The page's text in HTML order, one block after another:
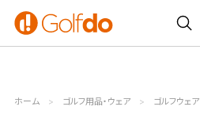
ゴルフ
クラブ
ゴルフ用品
ホーム ゴルフ用品・ウェア ゴルフウェア